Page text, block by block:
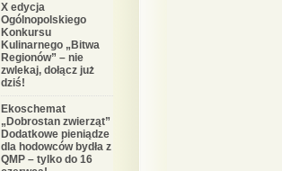
X edycja
Ogólnopolskiego
Konkursu
Kulinarnego „Bitwa
Regionów” – nie
zwlekaj, dołącz już
dziś!
Ekoschemat
„Dobrostan zwierząt”
Dodatkowe pieniądze
dla hodowców bydła z
QMP – tylko do 16